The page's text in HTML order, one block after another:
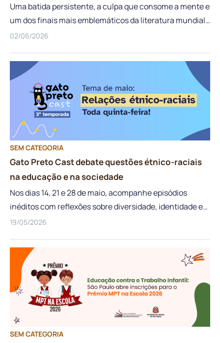
Uma batida persistente, a culpa que consome a mente e
um dos finais mais emblemáticos da literatura mundial.
No dia 24 de junho, das 15h às 16h30, o Clube de Leitura
rede para um mergulho profundo no suspense
psicológico com o conto “O Coração Delator”, de Edgar
Allan Poe. A transmissão ao vivo acontecerá pelo Canal
de Desenvolvimento Profissional 2 do CMSP (Centro de
Mídias da Educação de São Paulo). O mestre do terror
psicológico em pauta Publicado originalmente em 1843,
O Coração Delator é uma referência fundamental da
literatura de terror. […]
02/06/2026
SEM CATEGORIA
Gato Preto Cast debate questões étnico-raciais
na educação e na sociedade
Nos dias 14, 21 e 28 de maio, acompanhe episódios
inéditos com reflexões sobre diversidade, identidade e
educação
19/05/2026
SEM CATEGORIA